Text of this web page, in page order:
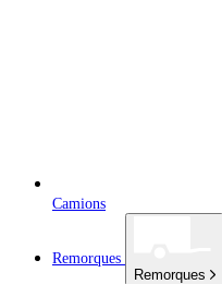
Camions
Remorques
Remorques